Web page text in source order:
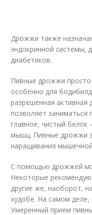
Дрожжи также
эндокринной системы,
диабетиков.
Пивные дрожжи
особенно для
разрешенная
позволяет
главное, чистый белок
мышц. Пивные дрожжи
наращивания
С помощью дрожжей
Некоторые
другие же, наоборот,
худобе. На самом деле,
Умеренный прием